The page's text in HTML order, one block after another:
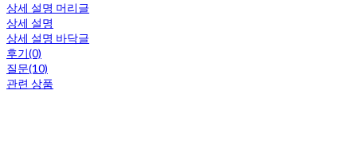
상세 설명 머리글
상세 설명
상세 설명 바닥글
후기(0)
질문(10)
관련 상품